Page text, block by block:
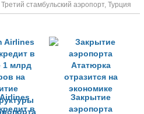
Третий стамбульский аэропорт, Турция
в
Закрытие
аэропорта